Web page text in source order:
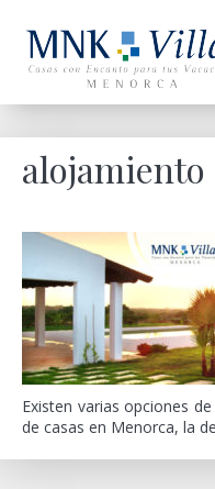
Existen varias opciones
de casas en Menorca, la